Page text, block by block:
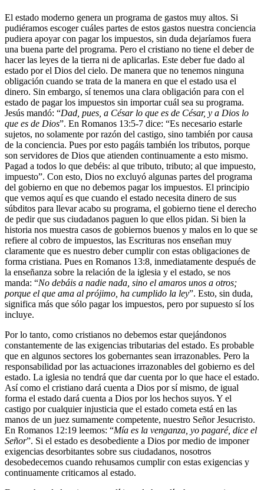
El estado moderno genera un programa de gastos muy altos. Si
pudiéramos escoger cuáles partes de estos gastos nuestra conciencia
pudiera apoyar con pagar los impuestos, sin duda dejaríamos fuera
una buena parte del programa. Pero el cristiano no tiene el deber de
hacer las leyes de la tierra ni de aplicarlas. Este deber fue dado al
estado por el Dios del cielo. De manera que no tenemos ninguna
obligación cuando se trata de la manera en que el estado usa el
dinero. Sin embargo, sí tenemos una clara obligación para con el
estado de pagar los impuestos sin importar cuál sea su programa.
Jesús mandó: “Dad, pues, a César lo que es de César, y a Dios lo
que es de Dios”. En Romanos 13:5-7 dice: “Es necesario estarle
sujetos, no solamente por razón del castigo, sino también por causa
de la conciencia. Pues por esto pagáis también los tributos, porque
son servidores de Dios que atienden continuamente a esto mismo.
Pagad a todos lo que debéis: al que tributo, tributo; al que impuesto,
impuesto”. Con esto, Dios no excluyó algunas partes del programa
del gobierno en que no debemos pagar los impuestos. El principio
que vemos aquí es que cuando el estado necesita dinero de sus
súbditos para llevar acabo su programa, el gobierno tiene el derecho
de pedir que sus ciudadanos paguen lo que ellos pidan. Si bien la
historia nos muestra casos de gobiernos buenos y malos en lo que se
refiere al cobro de impuestos, las Escrituras nos enseñan muy
claramente que es nuestro deber cumplir con estas obligaciones de
forma cristiana. Pues en Romanos 13:8, inmediatamente después de
la enseñanza sobre la relación de la iglesia y el estado, se nos
manda: “No debáis a nadie nada, sino el amaros unos a otros;
porque el que ama al prójimo, ha cumplido la ley”. Esto, sin duda,
significa más que sólo pagar los impuestos, pero por supuesto sí los
incluye.
Por lo tanto, como cristianos no debemos estar quejándonos
constantemente de las exigencias tributarias del estado. Es probable
que en algunos sectores los gobernantes sean irrazonables. Pero la
responsabilidad por las actuaciones irrazonables del gobierno es del
estado. La iglesia no tendrá que dar cuenta por lo que hace el estado.
Así como el cristiano dará cuenta a Dios por sí mismo, de igual
forma el estado dará cuenta a Dios por los hechos suyos. Y el
castigo por cualquier injusticia que el estado cometa está en las
manos de un juez sumamente competente, nuestro Señor Jesucristo.
En Romanos 12:19 leemos: “Mía es la venganza, yo pagaré, dice el
Señor”. Si el estado es desobediente a Dios por medio de imponer
exigencias desorbitantes sobre sus ciudadanos, nosotros
desobedecemos cuando rehusamos cumplir con estas exigencias y
continuamente criticamos al estado.